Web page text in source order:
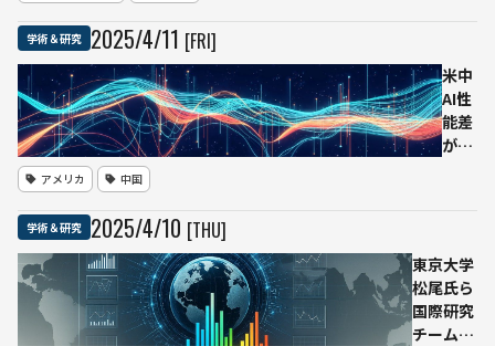
学術＆研究 2025/4/11 [FRI]
米中
AI性
能差
が急
ンフ
ォー
ド大
学、
アメリカ 中国
学術＆研究 2025/4/10 [THU]
東京大学
松尾氏ら
国際研究
チーム、